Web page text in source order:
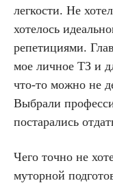
легкости. Не
хотелось
репетициями.
мое личное ТЗ и
что-то можно не
Выбрали
постарались
Чего точно не
муторной